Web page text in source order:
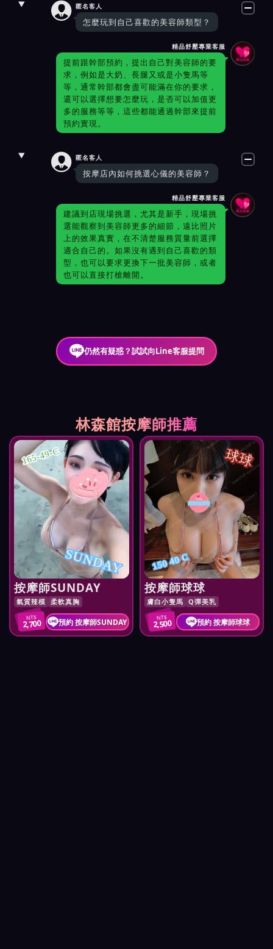
 匿名客人
怎麼玩到自己喜歡的美容師類型？
精品舒壓專業客服
提前跟幹部預約，提出自己對美容師的要
求，例如是大奶、長腿又或是小隻馬等
等，通常幹部都會盡可能滿在你的要求，
還可以選擇想要怎麼玩，是否可以加值更
多的服務等等，這些都能通過幹部來提前
預約實現。
 匿名客人
按摩店內如何挑選心儀的美容師？
精品舒壓專業客服
建議到店現場挑選，尤其是新手，現場挑
選能觀察到美容師更多的細節，遠比照片
上的效果真實，在不清楚服務質量前選擇
適合自己的。如果沒有遇到自己喜歡的類
型，也可以要求更換下一批美容師，或者
也可以直接打槍離開。
仍然有疑惑？試試向Line客服提問
林森館按摩師推薦
SUNDAY
165-49-C
按摩師SUNDAY
氣質辣模 柔軟真胸
NT$
2,700 預約 按摩師SUNDAY
球球
150 40 C
按摩師球球
膚白小隻馬 Q彈美乳
NT$
2,500 預約 按摩師球球